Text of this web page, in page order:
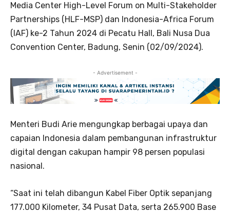
Media Center High-Level Forum on Multi-Stakeholder
Partnerships (HLF-MSP) dan Indonesia-Africa Forum
(IAF) ke-2 Tahun 2024 di Pecatu Hall, Bali Nusa Dua
Convention Center, Badung, Senin (02/09/2024).
- Advertisement -
Menteri Budi Arie mengungkap berbagai upaya dan
capaian Indonesia dalam pembangunan infrastruktur
digital dengan cakupan hampir 98 persen populasi
nasional.
“Saat ini telah dibangun Kabel Fiber Optik sepanjang
177.000 Kilometer, 34 Pusat Data, serta 265.900 Base